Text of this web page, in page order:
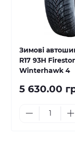
Зимові
R17 93H
Winterhawk 4
5 630.00